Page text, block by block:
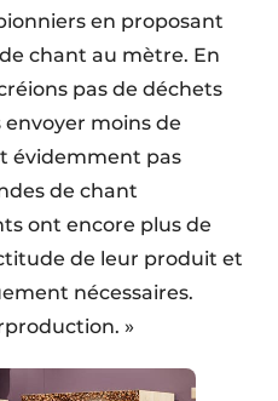
en proposant
chant au mètre. En
pas de déchets
moins de
évidemment pas
de chant
ont encore plus de
de leur produit et
nécessaires.
»